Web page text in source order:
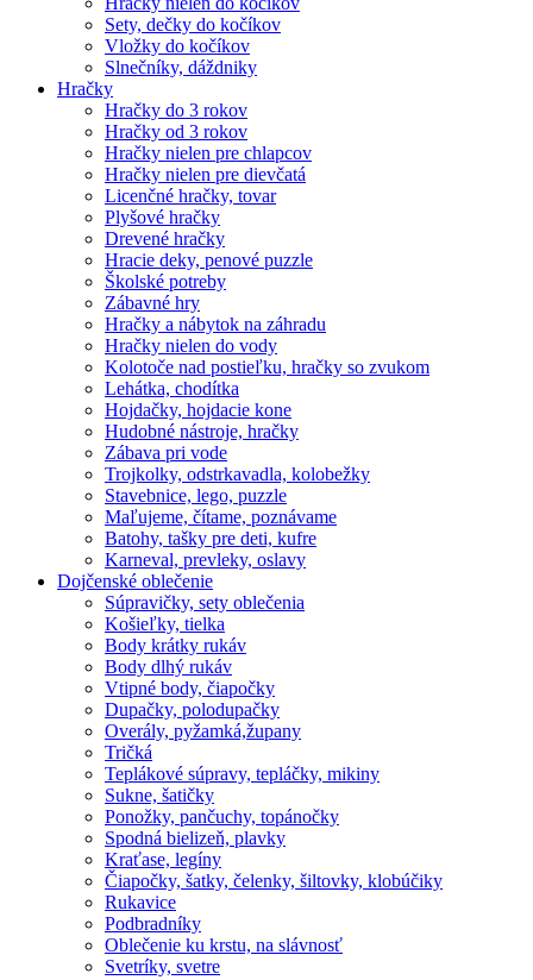
Sety, dečky do kočíkov
Vložky do kočíkov
Slnečníky, dáždniky
Hračky
Hračky do 3 rokov
Hračky od 3 rokov
Hračky nielen pre chlapcov
Hračky nielen pre dievčatá
Licenčné hračky, tovar
Plyšové hračky
Drevené hračky
Hracie deky, penové puzzle
Školské potreby
Zábavné hry
Hračky a nábytok na záhradu
Hračky nielen do vody
Kolotoče nad postieľku, hračky so zvukom
Lehátka, chodítka
Hojdačky, hojdacie kone
Hudobné nástroje, hračky
Zábava pri vode
Trojkolky, odstrkavadla, kolobežky
Stavebnice, lego, puzzle
Maľujeme, čítame, poznávame
Batohy, tašky pre deti, kufre
Karneval, prevleky, oslavy
Dojčenské oblečenie
Súpravičky, sety oblečenia
Košieľky, tielka
Body krátky rukáv
Body dlhý rukáv
Vtipné body, čiapočky
Dupačky, polodupačky
Overály, pyžamká,župany
Tričká
Teplákové súpravy, tepláčky, mikiny
Sukne, šatičky
Ponožky, pančuchy, topánočky
Spodná bielizeň, plavky
Kraťase, legíny
Čiapočky, šatky, čelenky, šiltovky, klobúčiky
Rukavice
Podbradníky
Oblečenie ku krstu, na slávnosť
Svetríky, svetre